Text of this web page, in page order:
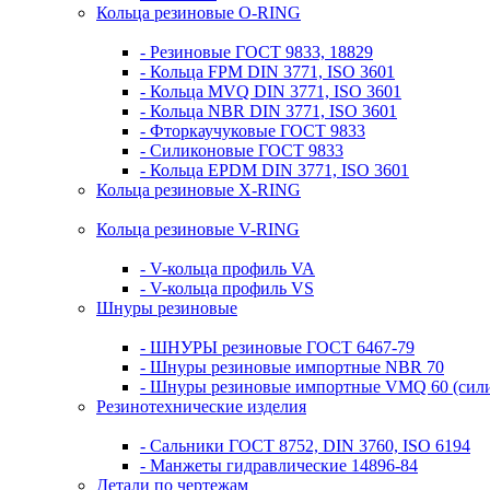
Кольца резиновые O-RING
- Резиновые ГОСТ 9833, 18829
- Кольца FPM DIN 3771, ISO 3601
- Кольца MVQ DIN 3771, ISO 3601
- Кольца NBR DIN 3771, ISO 3601
- Фторкаучуковые ГОСТ 9833
- Силиконовые ГОСТ 9833
- Кольца EPDM DIN 3771, ISO 3601
Кольца резиновые Х-RING
Кольца резиновые V-RING
- V-кольца профиль VA
- V-кольца профиль VS
Шнуры резиновые
- ШНУРЫ резиновые ГОСТ 6467-79
- Шнуры резиновые импортные NBR 70
- Шнуры резиновые импортные VMQ 60
Резинотехнические изделия
- Сальники ГОСТ 8752, DIN 3760, ISO 6194
- Манжеты гидравлические 14896-84
Детали по чертежам